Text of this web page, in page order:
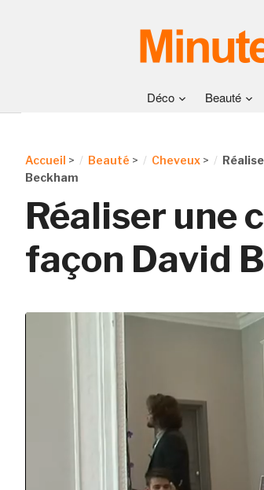
Déco Beauté
Accueil > Beauté > Cheveux>
Beckham
Réaliser une
façon David